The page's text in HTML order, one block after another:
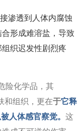
渗透到人体内腐蚀
形成难溶盐，导致
织迟发性剧烈疼
险化学品，其
和组织，更在于它释
人体感官察觉。这